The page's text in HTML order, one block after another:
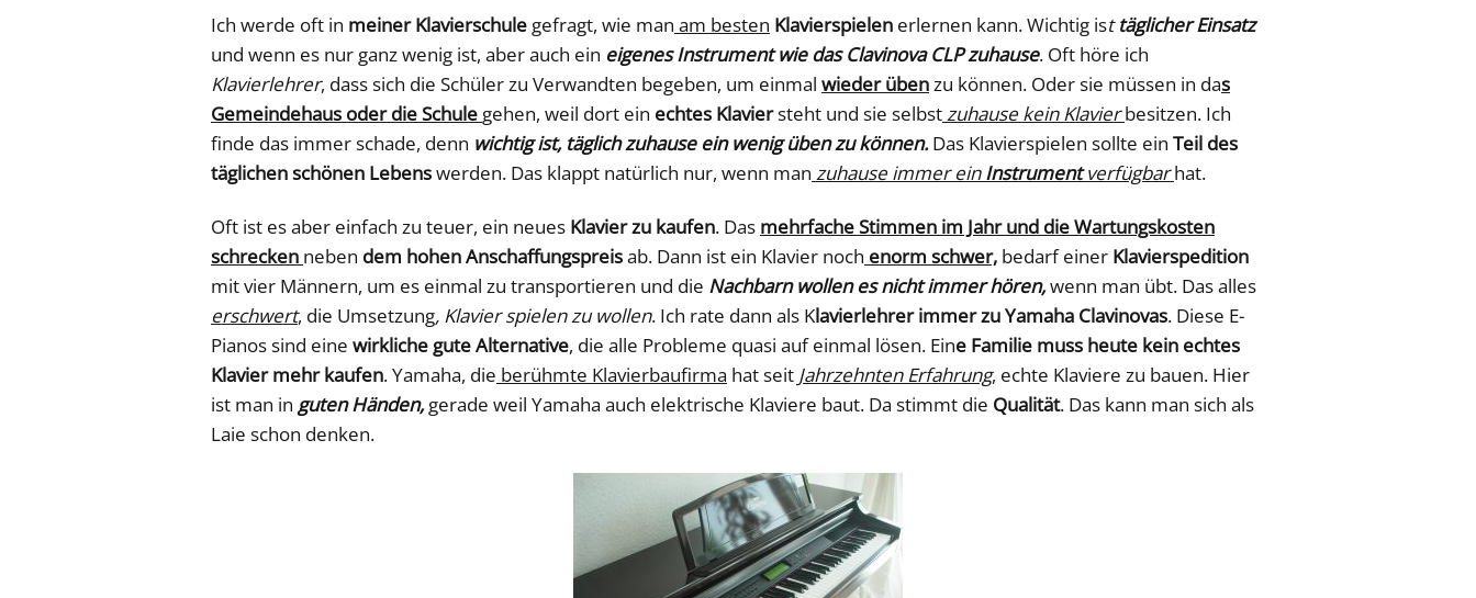
Ich werde oft in meiner Klavierschule gefragt, wie man am besten Klavierspielen erlernen kann. Wichtig isttäglicher Einsatz
und wenn es nur ganz wenig ist, aber auch ein eigenes Instrument wie das Clavinova CLP zuhause. Oft höre ich
Klavierlehrer, dass sich die Schüler zu Verwandten begeben, um einmal wieder übenzu können. Oder sie müssen in das
Gemeindehaus oder die Schule gehen, weil dort ein echtes Klaviersteht und sie selbstzuhause kein Klavierbesitzen. Ich
finde das immer schade, denn wichtig ist, täglich zuhause ein wenig üben zu können.Das Klavierspielen sollte ein Teil des
täglichen schönen Lebenswerden. Das klappt natürlich nur, wenn man zuhause immer einInstrumentverfügbarhat.
Oft ist es aber einfach zu teuer, ein neues Klavier zu kaufen. Das mehrfache Stimmen im Jahr und die Wartungskosten
schrecken neben dem hohen Anschaffungspreisab. Dann ist ein Klavier noch enorm schwer, bedarf einer Klavierspedition
mit vier Männern, um es einmal zu transportieren und die Nachbarn wollen es nicht immer hören,wenn man übt. Das alles
erschwert, die Umsetzung, Klavier spielen zu wollen. Ich rate dann als Klavierlehrer immer zu Yamaha Clavinovas. Diese E-
Pianos sind eine wirkliche gute Alternative, die alle Probleme quasi auf einmal lösen. Eine Familie muss heute kein echtes
Klavier mehr kaufen. Yamaha, die berühmte Klavierbaufirma hat seit Jahrzehnten Erfahrung, echte Klaviere zu bauen. Hier
ist man in guten Händen,gerade weil Yamaha auch elektrische Klaviere baut. Da stimmt die Qualität. Das kann man sich als
Laie schon denken.